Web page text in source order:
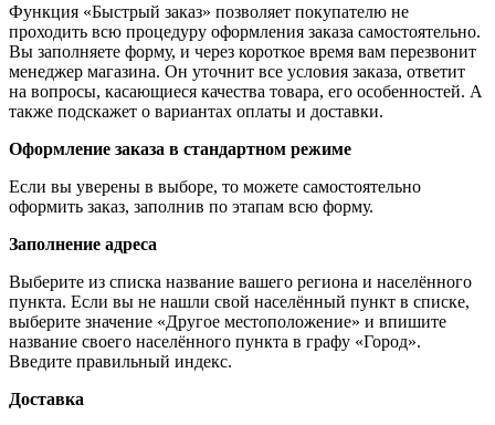
Функция «Быстрый заказ» позволяет покупателю не
проходить всю процедуру оформления заказа самостоятельно.
Вы заполняете форму, и через короткое время вам перезвонит
менеджер магазина. Он уточнит все условия заказа, ответит
на вопросы, касающиеся качества товара, его особенностей. А
также подскажет о вариантах оплаты и доставки.
Оформление заказа в стандартном режиме
Если вы уверены в выборе, то можете самостоятельно
оформить заказ, заполнив по этапам всю форму.
Заполнение адреса
Выберите из списка название вашего региона и населённого
пункта. Если вы не нашли свой населённый пункт в списке,
выберите значение «Другое местоположение» и впишите
название своего населённого пункта в графу «Город».
Введите правильный индекс.
Доставка